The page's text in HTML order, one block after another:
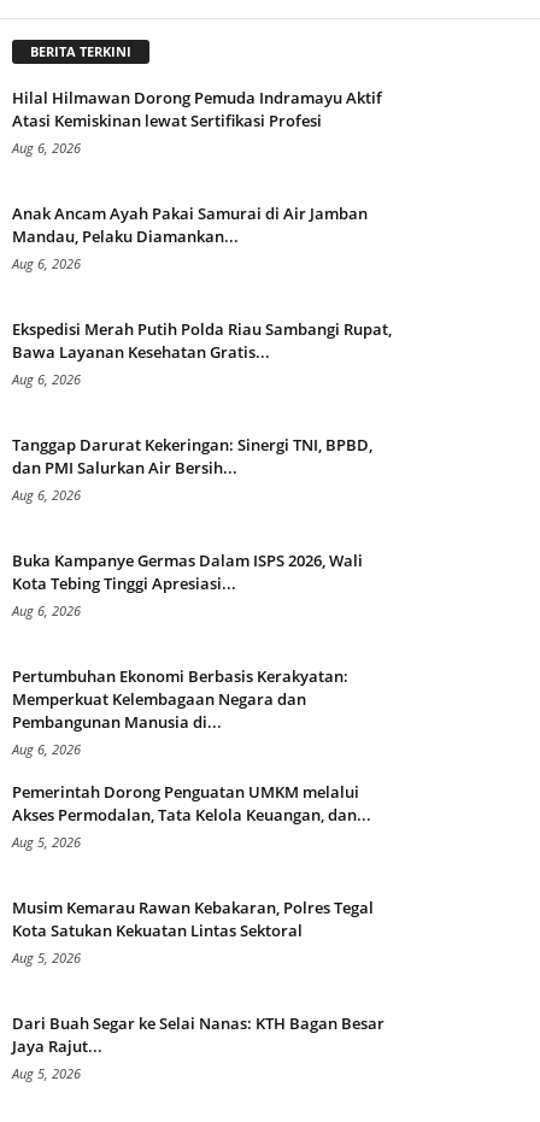
BERITA TERKINI
Hilal Hilmawan Dorong Pemuda Indramayu Aktif
Atasi Kemiskinan lewat Sertifikasi Profesi
Aug 6, 2026
Anak Ancam Ayah Pakai Samurai di Air Jamban
Mandau, Pelaku Diamankan...
Aug 6, 2026
Ekspedisi Merah Putih Polda Riau Sambangi Rupat,
Bawa Layanan Kesehatan Gratis...
Aug 6, 2026
Tanggap Darurat Kekeringan: Sinergi TNI, BPBD,
dan PMI Salurkan Air Bersih...
Aug 6, 2026
Buka Kampanye Germas Dalam ISPS 2026, Wali
Kota Tebing Tinggi Apresiasi...
Aug 6, 2026
Pertumbuhan Ekonomi Berbasis Kerakyatan:
Memperkuat Kelembagaan Negara dan
Pembangunan Manusia di...
Aug 6, 2026
Pemerintah Dorong Penguatan UMKM melalui
Akses Permodalan, Tata Kelola Keuangan, dan...
Aug 5, 2026
Musim Kemarau Rawan Kebakaran, Polres Tegal
Kota Satukan Kekuatan Lintas Sektoral
Aug 5, 2026
Dari Buah Segar ke Selai Nanas: KTH Bagan Besar
Jaya Rajut...
Aug 5, 2026